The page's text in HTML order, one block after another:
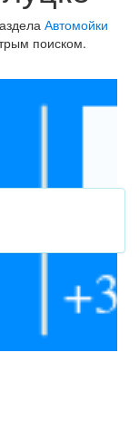
Автомойки
поиском.